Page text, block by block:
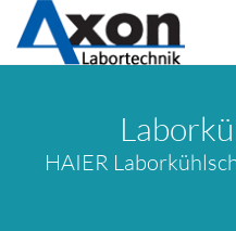
HAIER